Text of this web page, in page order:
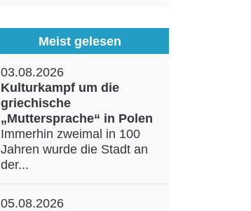
Meist gelesen
03.08.2026
Kulturkampf um die
griechische
„Muttersprache“ in Polen
Immerhin zweimal in 100
Jahren wurde die Stadt an
der...
05.08.2026